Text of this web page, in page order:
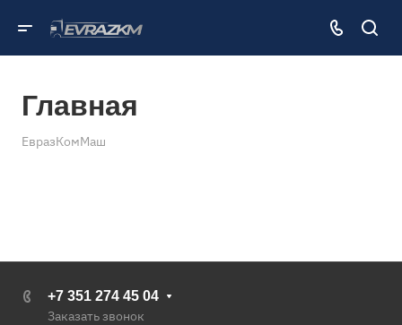
Главная
ЕвразКомМаш
+7 351 274 45 04
Заказать звонок